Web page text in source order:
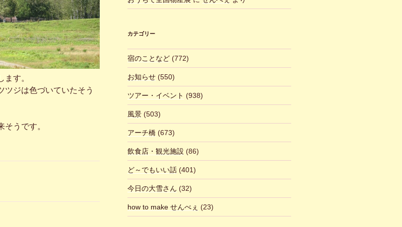
す。
ツジは色づいていたそう
うです。
カテゴリー
宿のことなど(772)
お知らせ(550)
ツアー・イベント (938)
風景(503)
アーチ橋(673)
飲食店・観光施設 (86)
ど～でもいい話(401)
今日の大雪さん (32)
how to make せんべぇ (23)